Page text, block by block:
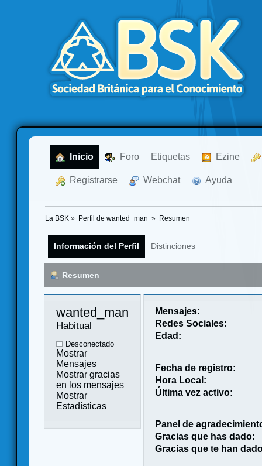
Inicio Foro Etiquetas Ezine
Registrarse Webchat Ayuda
La BSK » Perfil de wanted_man » Resumen
Información del Perfil Distinciones
Resumen
Habitual
Desconectado
Mostrar
Mensajes
Mostrar gracias
en los mensajes
Mostrar
Estadísticas
Mensajes:
Redes Sociales:
Edad:
Fecha de registro:
Hora Local:
Última vez activo:
Panel de
Gracias que has dado:
Gracias que te han